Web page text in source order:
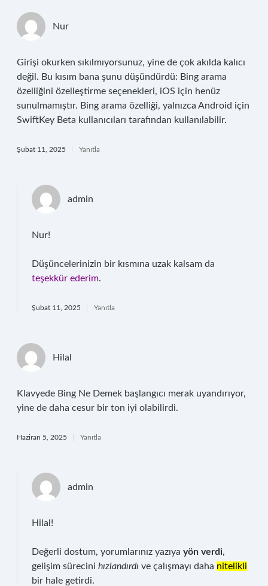
Nur
Girişi okurken sıkılmıyorsunuz, yine de çok akılda kalıcı
değil. Bu kısım bana şunu düşündürdü: Bing arama
özelliğini özelleştirme seçenekleri, iOS için henüz
sunulmamıştır. Bing arama özelliği, yalnızca Android için
SwiftKey Beta kullanıcıları tarafından kullanılabilir.
Şubat 11, 2025 Yanıtla
admin
Nur!
Düşüncelerinizin bir kısmına uzak kalsam da
teşekkür ederim.
Şubat 11, 2025 Yanıtla
Hilal
Klavyede Bing Ne Demek başlangıcı merak uyandırıyor,
yine de daha cesur bir ton iyi olabilirdi.
Haziran 5, 2025 Yanıtla
admin
Hilal!
Değerli dostum, yorumlarınız yazıya yön verdi,
gelişim sürecini hızlandırdı ve çalışmayı daha nitelikli
bir hale getirdi.